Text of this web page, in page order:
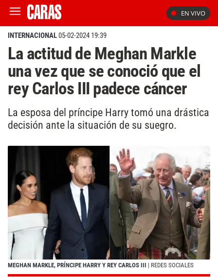
EN VIVO
INTERNACIONAL05-02-2024 19:39
La actitud de Meghan Markle
una vez que se conoció que el
rey Carlos III padece cáncer
La esposa del príncipe Harry tomó una drástica
decisión ante la situación de su suegro.
MEGHAN MARKLE, PRÍNCIPE HARRY Y REY CARLOS III | REDES SOCIALES